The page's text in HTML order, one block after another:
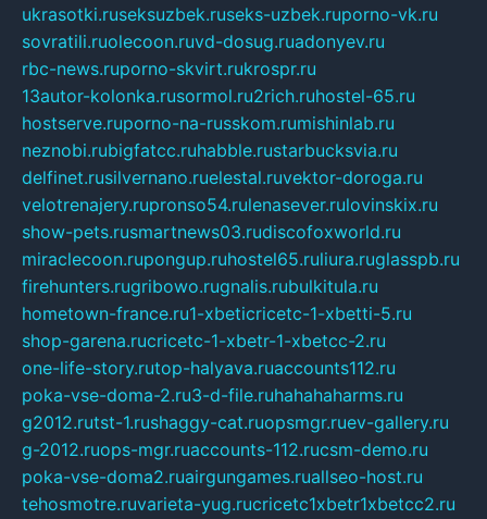
ukrasotki.ruseksuzbek.ruseks-uzbek.ruporno-vk.ru
sovratili.ruolecoon.ruvd-dosug.ruadonyev.ru
rbc-news.ruporno-skvirt.rukrospr.ru
13autor-kolonka.rusormol.ru2rich.ruhostel-65.ru
hostserve.ruporno-na-russkom.rumishinlab.ru
neznobi.rubigfatcc.ruhabble.rustarbucksvia.ru
delfinet.rusilvernano.ruelestal.ruvektor-doroga.ru
velotrenajery.rupronso54.rulenasever.rulovinskix.ru
show-pets.rusmartnews03.rudiscofoxworld.ru
miraclecoon.rupongup.ruhostel65.ruliura.ruglasspb.ru
firehunters.rugribowo.rugnalis.rubulkitula.ru
hometown-france.ru1-xbeticricetc-1-xbetti-5.ru
shop-garena.rucricetc-1-xbetr-1-xbetcc-2.ru
one-life-story.rutop-halyava.ruaccounts112.ru
poka-vse-doma-2.ru3-d-file.ruhahahaharms.ru
g2012.rutst-1.rushaggy-cat.ruopsmgr.ruev-gallery.ru
g-2012.ruops-mgr.ruaccounts-112.rucsm-demo.ru
poka-vse-doma2.ruairgungames.ruallseo-host.ru
tehosmotre.ruvarieta-yug.rucricetc1xbetr1xbetcc2.ru